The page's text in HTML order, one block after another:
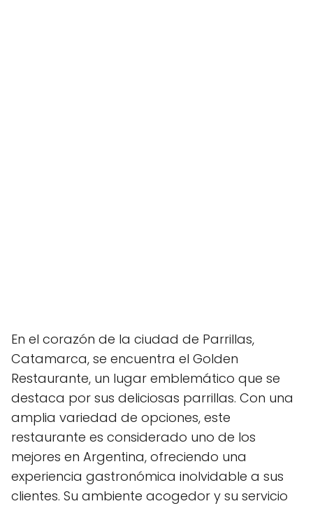
En el corazón de la ciudad de Parrillas,
Catamarca, se encuentra el Golden
Restaurante, un lugar emblemático que se
destaca por sus deliciosas parrillas. Con una
amplia variedad de opciones, este
restaurante es considerado uno de los
mejores en Argentina, ofreciendo una
experiencia gastronómica inolvidable a sus
clientes. Su ambiente acogedor y su servicio